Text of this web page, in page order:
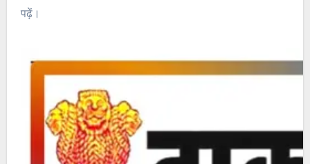
पढ़ें।